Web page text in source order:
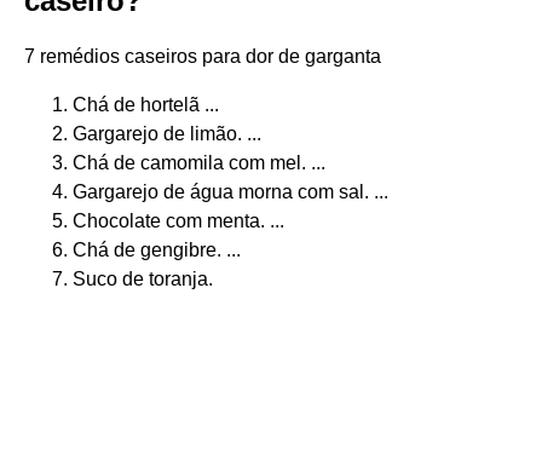
7 remédios caseiros para dor de garganta
Chá de hortelã ...
Gargarejo de limão. ...
Chá de camomila com mel. ...
Gargarejo de água morna com sal. ...
Chocolate com menta. ...
Chá de gengibre. ...
Suco de toranja.